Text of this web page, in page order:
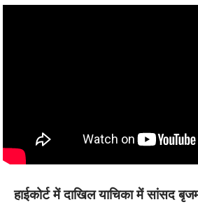
हाईकोर्ट में दाखिल याचिका में सांसद